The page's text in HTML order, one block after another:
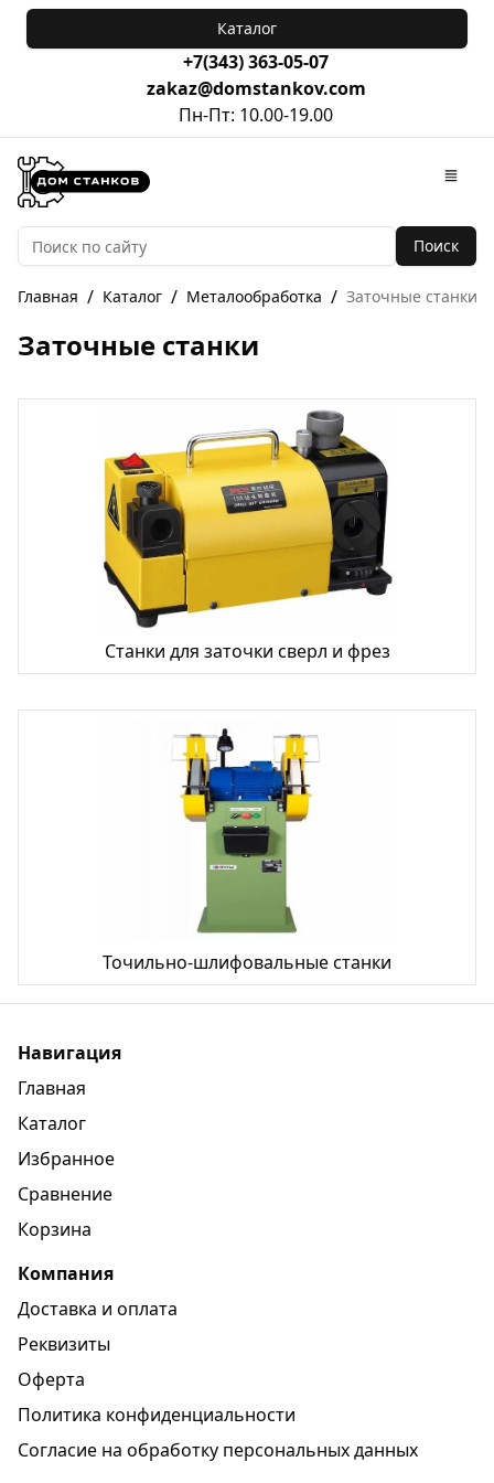
Каталог
+7(343) 363-05-07
zakaz@domstankov.com
Пн-Пт: 10.00-19.00
Перейти на главную
Поиск
Главная / Каталог / Металообработка / Заточные станки
Заточные станки
Станки для заточки сверл и фрез
Точильно-шлифовальные станки
Навигация
Главная
Каталог
Избранное
Сравнение
Корзина
Компания
Доставка и оплата
Реквизиты
Оферта
Политика конфиденциальности
Согласие на обработку персональных данных